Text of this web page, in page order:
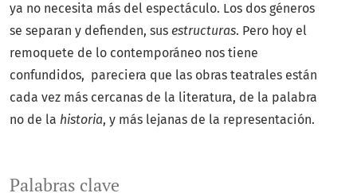
Palabras clave
ya no necesita más del espectáculo. Los dos géneros
se separan y defienden, sus estructuras. Pero hoy el
remoquete de lo contemporáneo nos tiene
confundidos, pareciera que las obras teatrales están
cada vez más cercanas de la literatura, de la palabra
no de la historia, y más lejanas de la representación.